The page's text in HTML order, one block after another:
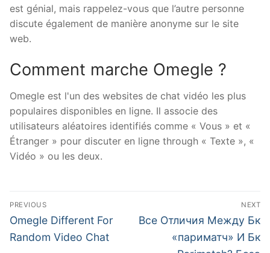
est génial, mais rappelez-vous que l’autre personne
discute également de manière anonyme sur le site
web.
Comment marche Omegle ?
Omegle est l'un des websites de chat vidéo les plus
populaires disponibles en ligne. Il associe des
utilisateurs aléatoires identifiés comme « Vous » et «
Étranger » pour discuter en ligne through « Texte », «
Vidéo » ou les deux.
文
章
導
PREVIOUS
Previous
post:
Omegle Different For
Random Video Chat
NEXT
Next
Все Отличия Между Бк
«париматч» И Бк